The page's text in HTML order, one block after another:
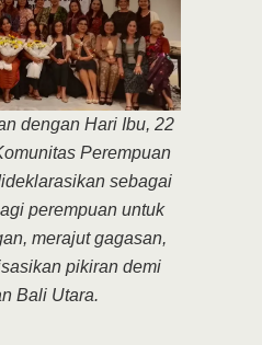
dengan Hari Ibu, 22
Perempuan
sebagai
perempuan untuk
merajut gagasan,
pikiran demi
Bali Utara.